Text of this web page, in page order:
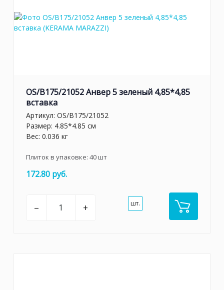
OS/B175/21052 Анвер 5 зеленый 4,85*4,85
вставка
Артикул: OS/B175/21052
Размер: 4.85*4.85 см
Вес: 0.036 кг
Плиток в упаковке: 40шт
172.80 руб.
– + шт.